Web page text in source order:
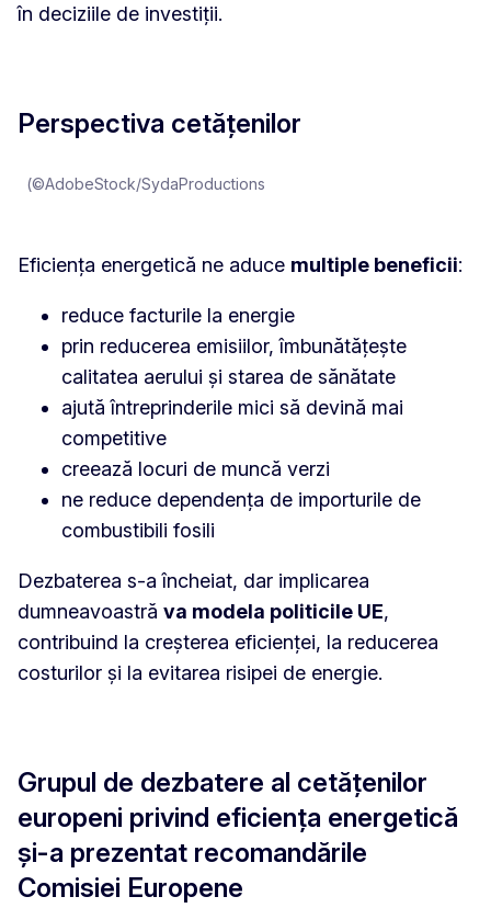
în deciziile de investiții.
Perspectiva cetățenilor
Eficiența energetică ne aduce multiple beneficii:
reduce facturile la energie
prin reducerea emisiilor, îmbunătățește
calitatea aerului și starea de sănătate
ajută întreprinderile mici să devină mai
competitive
creează locuri de muncă verzi
ne reduce dependența de importurile de
combustibili fosili
Dezbaterea s-a încheiat, dar implicarea
dumneavoastră va modela politicile UE,
contribuind la creșterea eficienței, la reducerea
costurilor și la evitarea risipei de energie.
(©AdobeStock/SydaProductions
Grupul de dezbatere al cetățenilor
europeni privind eficiența energetică
și-a prezentat recomandările
Comisiei Europene